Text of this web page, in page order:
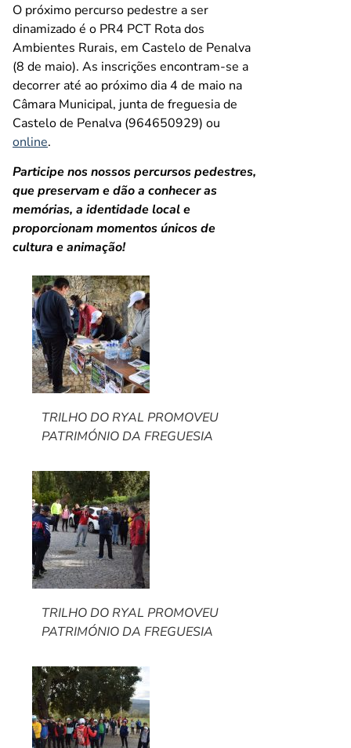
O próximo percurso pedestre a ser
dinamizado é o PR4 PCT Rota dos
Ambientes Rurais, em Castelo de Penalva
(8 de maio). As inscrições encontram-se a
decorrer até ao próximo dia 4 de maio na
Câmara Municipal, junta de freguesia de
Castelo de Penalva (964650929) ou
online.
Participe nos nossos percursos pedestres,
que preservam e dão a conhecer as
memórias, a identidade local e
proporcionam momentos únicos de
cultura e animação!
TRILHO DO RYAL PROMOVEU
PATRIMÓNIO DA FREGUESIA
TRILHO DO RYAL PROMOVEU
PATRIMÓNIO DA FREGUESIA